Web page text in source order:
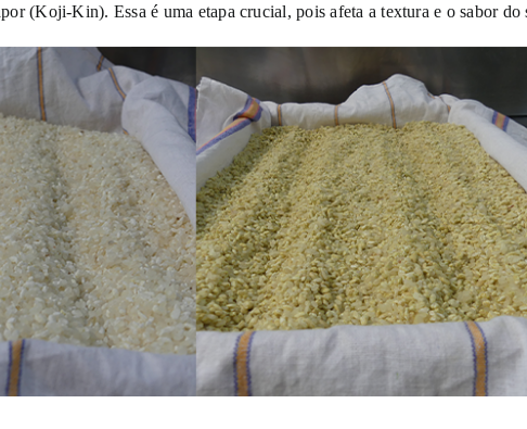
(Koji-Kin). Essa é uma etapa crucial, pois afeta a textura e o sabor do